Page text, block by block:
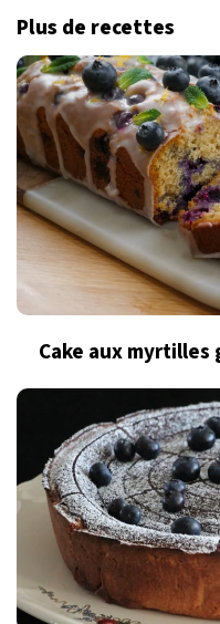
Plus de recettes
Cake aux